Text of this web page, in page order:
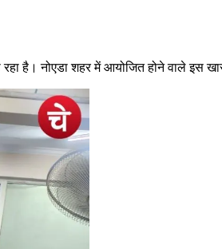
है। नोएडा शहर में आयोजित होने वाले इस